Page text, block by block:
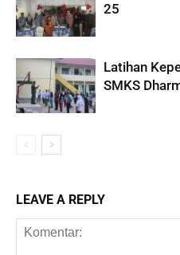
25
Latihan
SMKS
LEAVE A REPLY